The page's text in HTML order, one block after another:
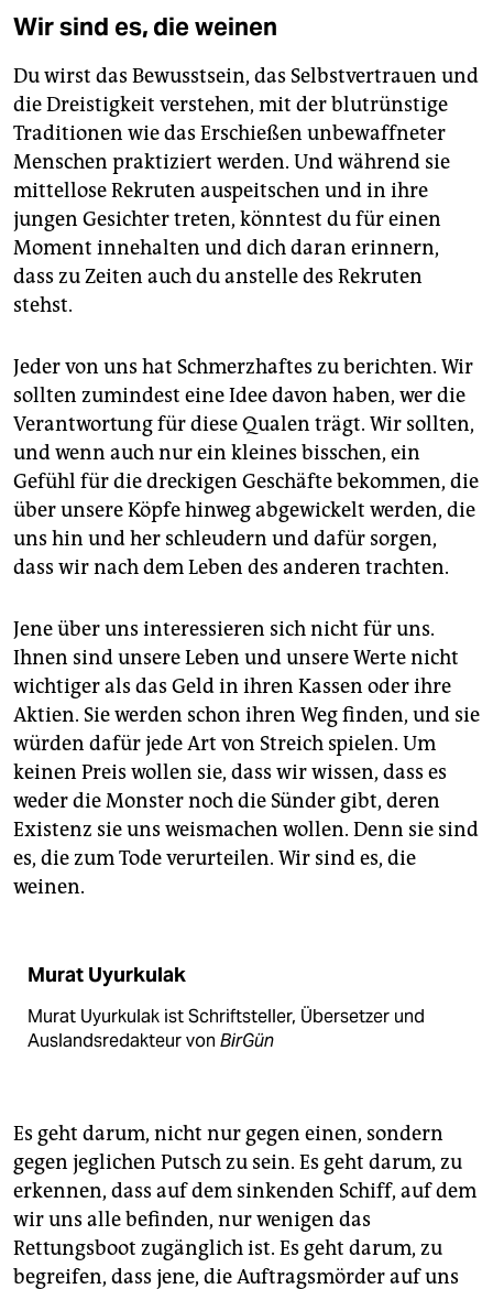
Wir sind es, die weinen
Du wirst das Bewusstsein, das Selbstvertrauen und
die Dreistigkeit verstehen, mit der blutrünstige
Traditionen wie das Erschießen unbewaffneter
Menschen praktiziert werden. Und während sie
mittellose Rekruten auspeitschen und in ihre
jungen Gesichter treten, könntest du für einen
Moment innehalten und dich daran erinnern,
dass zu Zeiten auch du anstelle des Rekruten
stehst.
Jeder von uns hat Schmerzhaftes zu berichten. Wir
sollten zumindest eine Idee davon haben, wer die
Verantwortung für diese Qualen trägt. Wir sollten,
und wenn auch nur ein kleines bisschen, ein
Gefühl für die dreckigen Geschäfte bekommen, die
über unsere Köpfe hinweg abgewickelt werden, die
uns hin und her schleudern und dafür sorgen,
dass wir nach dem Leben des anderen trachten.
Jene über uns interessieren sich nicht für uns.
Ihnen sind unsere Leben und unsere Werte nicht
wichtiger als das Geld in ihren Kassen oder ihre
Aktien. Sie werden schon ihren Weg finden, und sie
würden dafür jede Art von Streich spielen. Um
keinen Preis wollen sie, dass wir wissen, dass es
weder die Monster noch die Sünder gibt, deren
Existenz sie uns weismachen wollen. Denn sie sind
es, die zum Tode verurteilen. Wir sind es, die
weinen.
Murat Uyurkulak
Murat Uyurkulak ist Schrift­steller, Übersetzer und
Auslandsredakteur von BirGün
Es geht darum, nicht nur gegen einen, sondern
gegen jeglichen Putsch zu sein. Es geht darum, zu
erkennen, dass auf dem sinkenden Schiff, auf dem
wir uns alle befinden, nur wenigen das
Rettungsboot zugänglich ist. Es geht darum, zu
begreifen, dass jene, die Auftragsmörder auf uns